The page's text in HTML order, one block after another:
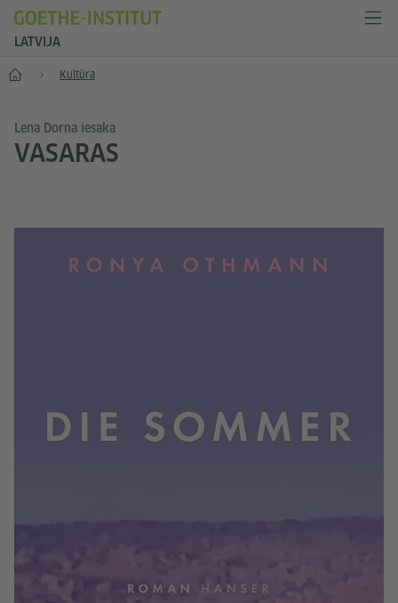
LATVIJA
Sākums Kultūra
Lena Dorna iesaka
VASARAS